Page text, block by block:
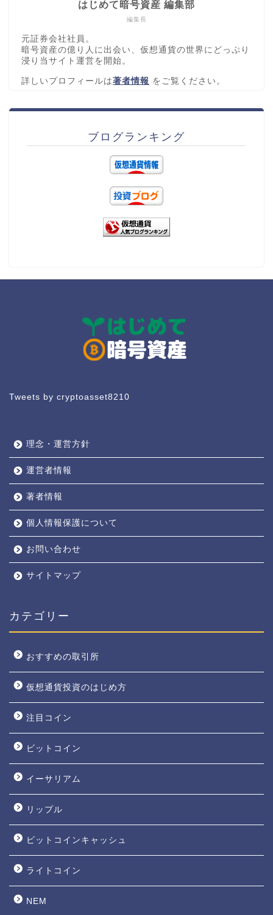
編集長
はじめて暗号資産 編集部
元証券会社社員。
暗号資産の億り人に出会い、仮想通貨の世界にどっぷり
浸り当サイト運営を開始。
詳しいプロフィールは著者情報 をご覧ください。
ブログランキング
Tweets by cryptoasset8210
理念・運営方針
運営者情報
著者情報
個人情報保護について
お問い合わせ
サイトマップ
カテゴリー
おすすめの取引所
仮想通貨投資のはじめ方
注目コイン
ビットコイン
イーサリアム
リップル
ビットコインキャッシュ
ライトコイン
NEM